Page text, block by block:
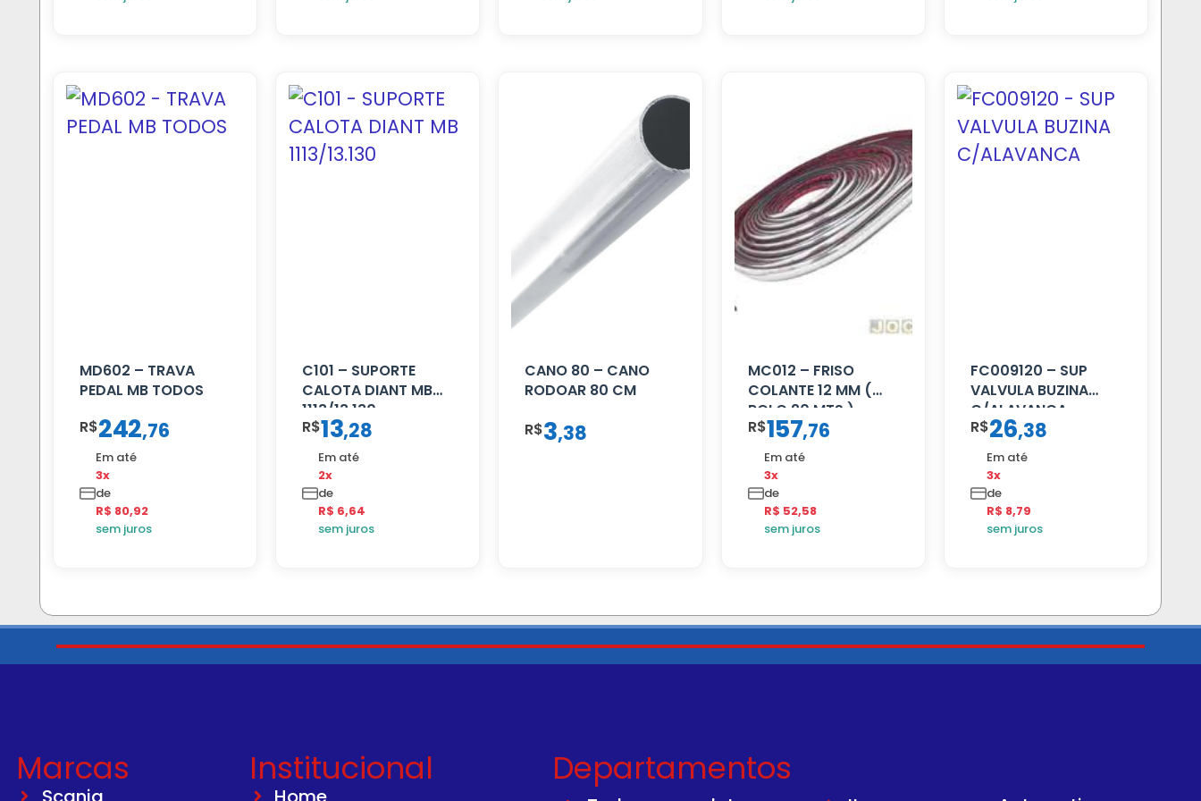
MD602 – TRAVA
PEDAL MB TODOS
R$242,76
Em até
3x
de
R$ 80,92
sem juros
C101 – SUPORTE
CALOTA DIANT MB
1113/13.130
R$13,28
Em até
2x
de
R$ 6,64
sem juros
CANO 80 – CANO
RODOAR 80 CM
R$3,38
MC012 – FRISO
COLANTE 12 MM (
ROLO 20 MTS )
R$157,76
Em até
3x
de
R$ 52,58
sem juros
FC009120 – SUP
VALVULA BUZINA
C/ALAVANCA
R$26,38
Em até
3x
de
R$ 8,79
sem juros
Marcas Institucional Departamentos